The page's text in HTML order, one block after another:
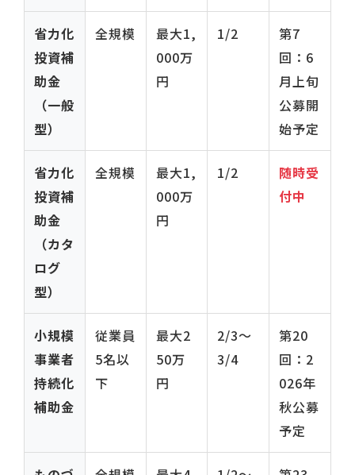
省力化
投資補
助金
（一般
型）
全規模
最大1,
000万
円
1/2
第7
回：6
月上旬
公募開
始予定
省力化
投資補
助金
（カタ
ログ
型）
全規模
最大1,
000万
円
1/2
随時受
付中
小規模
事業者
持続化
補助金
従業員
5名以
下
最大2
50万
円
2/3〜
3/4
第20
回：2
026年
秋公募
予定